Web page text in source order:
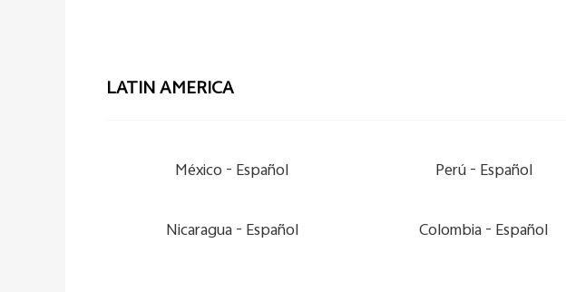
LATIN AMERICA
México - Español Perú - Español
Nicaragua - Español Colombia - Español